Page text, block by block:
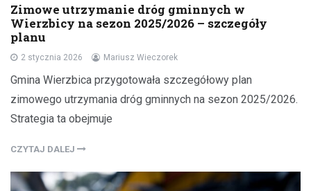
Zimowe utrzymanie dróg gminnych w
Wierzbicy na sezon 2025/2026 – szczegóły
planu
2 stycznia 2026 Mariusz Wieczorek
Gmina Wierzbica przygotowała szczegółowy plan
zimowego utrzymania dróg gminnych na sezon 2025/2026.
Strategia ta obejmuje
CZYTAJ DALEJ